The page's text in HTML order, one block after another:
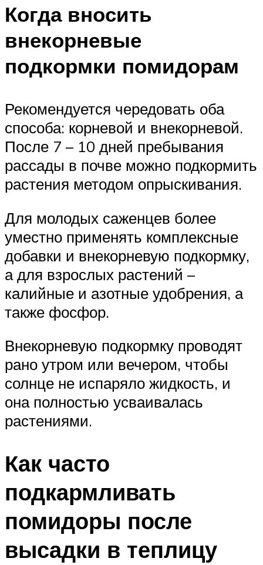
Когда вносить
внекорневые
подкормки помидорам
Рекомендуется чередовать оба
способа: корневой и внекорневой.
После 7 – 10 дней пребывания
рассады в почве можно подкормить
растения методом опрыскивания.
Для молодых саженцев более
уместно применять комплексные
добавки и внекорневую подкормку,
а для взрослых растений –
калийные и азотные удобрения, а
также фосфор.
Внекорневую подкормку проводят
рано утром или вечером, чтобы
солнце не испаряло жидкость, и
она полностью усваивалась
растениями.
Как часто
подкармливать
помидоры после
высадки в теплицу